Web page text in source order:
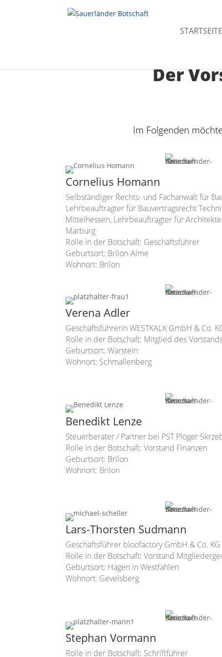
STARTSEITE
Der
Im Folgenden
Cornelius Homann
Selbständiger Rechts- und Fachanwalt für
Lehrbeauftragter für Bauvertragsrecht
Mittelhessen, Lehrbeauftragter für
Marburg
Rolle in der Botschaft: Geschäftsführer
Geburtsort: Brilon-Alme
Wohnort: Brilon
Verena Adler
Geschäftsführerin WESTKALK GmbH & Co.
Rolle in der Botschaft: Mitglied des
Geburtsort: Warstein
Wohnort: Schmallenberg
Benedikt Lenze
Steuerberater / Partner bei PST Plöger
Rolle in der Botschaft: Vorstand Finanzen
Geburtsort: Brilon
Wohnort: Brilon
Lars-Thorsten Sudmann
Geschäftsführer bloofactory GmbH & Co. KG
Rolle in der Botschaft: Vorstand
Geburtsort: Hagen in Westfahlen
Wohnort: Gevelsberg
Stephan Vormann
Rolle in der Botschaft: Schriftführer